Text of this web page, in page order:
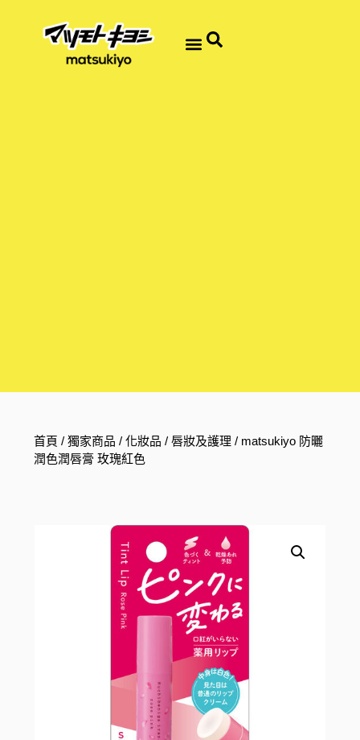
首頁 /獨家商品 /化妝品 /唇妝及護理 / matsukiyo 防曬
潤色潤唇膏 玫瑰紅色